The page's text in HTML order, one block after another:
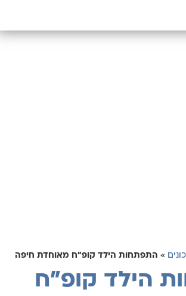
» התפתחות הילד קופ"ח מאוחדת חיפה
הילד קופ"ח